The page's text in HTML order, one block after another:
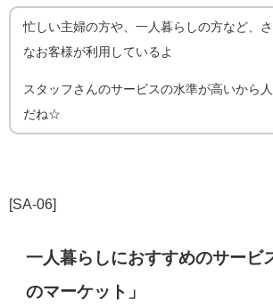
忙しい主婦の方や、一人暮らしの方など、
なお客様が利用しているよ
スタッフさんのサービスの水準が高いから
だね☆
[SA-06]
一人暮らしにおすすめのサービ
のマーケット」